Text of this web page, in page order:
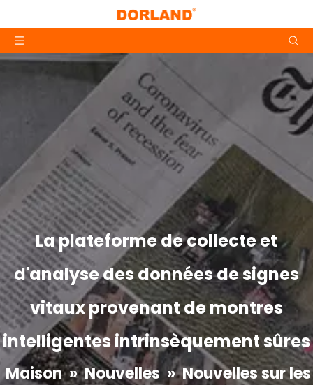
La plateforme de collecte et
d'analyse des données de signes
vitaux provenant de montres
intelligentes intrinsèquement sûres
Maison »Nouvelles »Nouvelles sur les